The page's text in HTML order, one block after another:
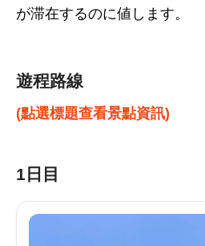
が滞在するのに値します。
遊程路線
(點選標題查看景點資訊)
1日目